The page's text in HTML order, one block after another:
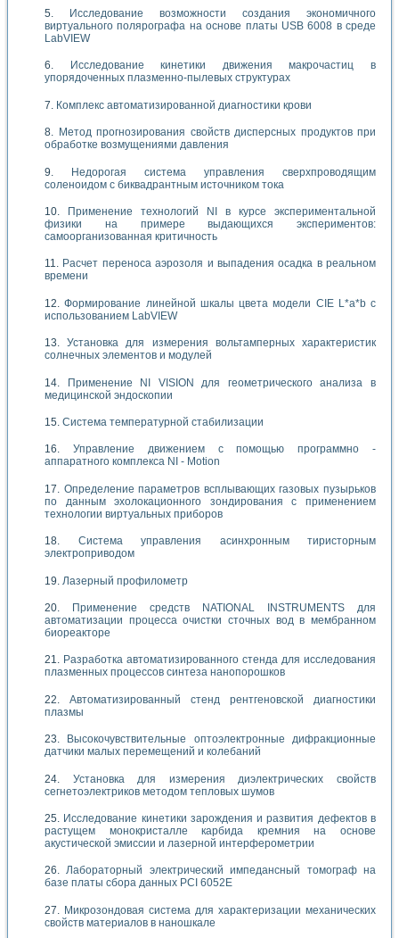
Исследование возможности создания экономичного
виртуального полярографа на основе платы USB 6008 в среде
LabVIEW
Исследование кинетики движения макрочастиц в
упорядоченных плазменно-пылевых структурах
Комплекс автоматизированной диагностики крови
Метод прогнозирования свойств дисперсных продуктов при
обработке возмущениями давления
Недорогая система управления сверхпроводящим
соленоидом с биквадрантным источником тока
Применение технологий NI в курсе экспериментальной
физики на примере выдающихся экспериментов:
самоорганизованная критичность
Расчет переноса аэрозоля и выпадения осадка в реальном
времени
Формирование линейной шкалы цвета модели CIE L*a*b с
использованием LabVIEW
Установка для измерения вольтамперных характеристик
солнечных элементов и модулей
Применение NI VISION для геометрического анализа в
медицинской эндоскопии
Система температурной стабилизации
Управление движением с помощью программно -
аппаратного комплекса NI - Motion
Определение параметров всплывающих газовых пузырьков
по данным эхолокационного зондирования с применением
технологии виртуальных приборов
Система управления асинхронным тиристорным
электроприводом
Лазерный профилометр
Применение средств NATIONAL INSTRUMENTS для
автоматизации процесса очистки сточных вод в мембранном
биореакторе
Разработка автоматизированного стенда для исследования
плазменных процессов синтеза нанопорошков
Автоматизированный стенд рентгеновской диагностики
плазмы
Высокочувствительные оптоэлектронные дифракционные
датчики малых перемещений и колебаний
Установка для измерения диэлектрических свойств
сегнетоэлектриков методом тепловых шумов
Исследование кинетики зарождения и развития дефектов в
растущем монокристалле карбида кремния на основе
акустической эмиссии и лазерной интерферометрии
Лабораторный электрический импедансный томограф на
базе платы сбора данных PCI 6052E
Микрозондовая система для характеризации механических
свойств материалов в наношкале